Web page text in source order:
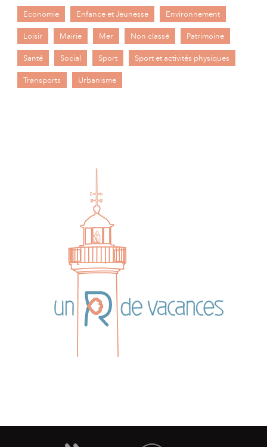
Economie Enfance et Jeunesse Environnement
Loisir Mairie Mer Non classé Patrimoine
Santé Social Sport Sport et activités physiques
Transports Urbanisme